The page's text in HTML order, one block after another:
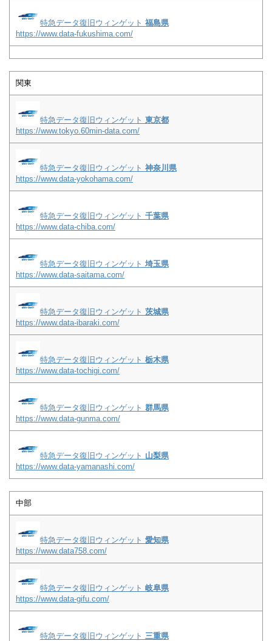
特急データ復旧ウィンゲット 福島県
https://www.data-fukushima.com/
関東
特急データ復旧ウィンゲット 東京都
https://www.tokyo.60min-data.com/
特急データ復旧ウィンゲット 神奈川県
https://www.data-yokohama.com/
特急データ復旧ウィンゲット 千葉県
https://www.data-chiba.com/
特急データ復旧ウィンゲット 埼玉県
https://www.data-saitama.com/
特急データ復旧ウィンゲット 茨城県
https://www.data-ibaraki.com/
特急データ復旧ウィンゲット 栃木県
https://www.data-tochigi.com/
特急データ復旧ウィンゲット 群馬県
https://www.data-gunma.com/
特急データ復旧ウィンゲット 山梨県
https://www.data-yamanashi.com/
中部
特急データ復旧ウィンゲット 愛知県
https://www.data758.com/
特急データ復旧ウィンゲット 岐阜県
https://www.data-gifu.com/
特急データ復旧ウィンゲット 三重県